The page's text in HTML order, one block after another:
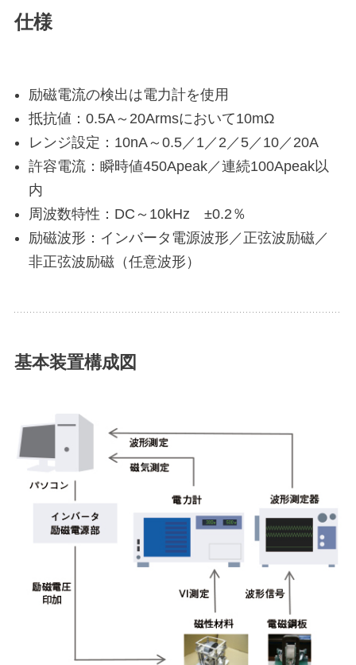
仕様
励磁電流の検出は電力計を使用
抵抗値：0.5A～20Armsにおいて10mΩ
レンジ設定：10nA～0.5／1／2／5／10／20A
許容電流：瞬時値450Apeak／連続100Apeak以
内
周波数特性：DC～10kHz ±0.2％
励磁波形：インバータ電源波形／正弦波励磁／
非正弦波励磁（任意波形）
基本装置構成図